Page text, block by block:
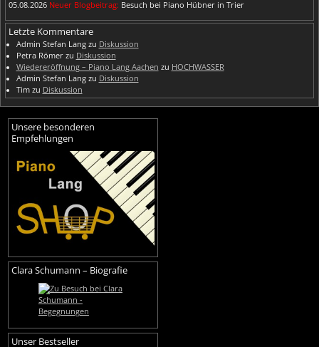
05.08.2026 Neuer Blogbeitrag: Besuch bei Piano Hübner in Trier
Letzte Kommentare
Admin Stefan Langzu Diskussion
Petra Römerzu Diskussion
Wiedereröffnung – Piano Lang Aachen zu HOCHWASSER
Admin Stefan Langzu Diskussion
Timzu Diskussion
Unsere besonderen
Empfehlungen
Clara Schumann – Biografie
Unser Bestseller